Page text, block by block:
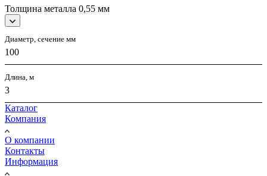
Толщина металла 0,55 мм
Диаметр, сечение мм
100
Длина, м
3
Каталог
Компания
О компании
Контакты
Информация